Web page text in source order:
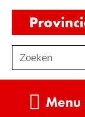
o
Zoeken
Menu